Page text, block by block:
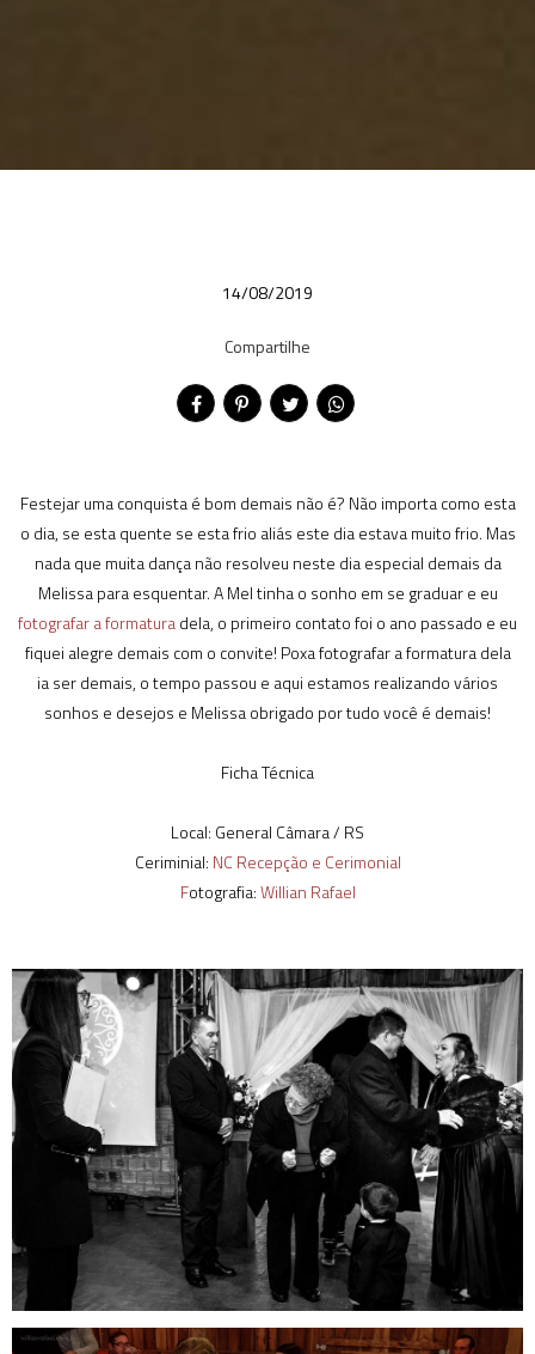
14/08/2019
Compartilhe
Festejar uma conquista é bom demais não é? Não importa como esta
o dia, se esta quente se esta frio aliás este dia estava muito frio. Mas
nada que muita dança não resolveu neste dia especial demais da
Melissa para esquentar. A Mel tinha o sonho em se graduar e eu
fotografar a formaturadela, o primeiro contato foi o ano passado e eu
fiquei alegre demais com o convite! Poxa fotografar a formatura dela
ia ser demais, o tempo passou e aqui estamos realizando vários
sonhos e desejos e Melissa obrigado por tudo você é demais!
Ficha Técnica
Local: General Câmara / RS
Ceriminial: NC Recepção e Cerimonial
Fotografia:Willian Rafael